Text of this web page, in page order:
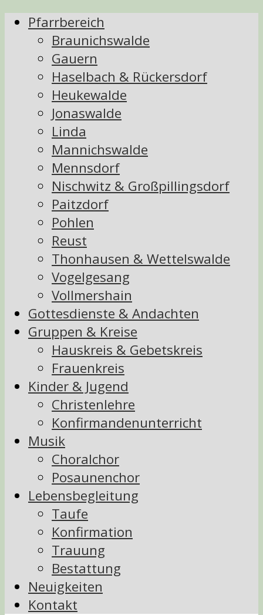
Pfarrbereich
Braunichswalde
Gauern
Haselbach & Rückersdorf
Heukewalde
Jonaswalde
Linda
Mannichswalde
Mennsdorf
Nischwitz & Großpillingsdorf
Paitzdorf
Pohlen
Reust
Thonhausen & Wettelswalde
Vogelgesang
Vollmershain
Gottesdienste & Andachten
Gruppen & Kreise
Hauskreis & Gebetskreis
Frauenkreis
Kinder & Jugend
Christenlehre
Konfirmandenunterricht
Musik
Choralchor
Posaunenchor
Lebensbegleitung
Taufe
Konfirmation
Trauung
Bestattung
Neuigkeiten
Kontakt